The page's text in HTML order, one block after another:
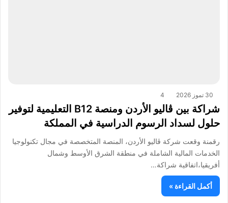
30 تموز 2026 4
شراكة بين ڤاليو الأردن ومنصة B12 التعليمية لتوفير
حلول لسداد الرسوم الدراسية في المملكة
رقمنة وقعت شركة ڤاليو الأردن، المنصة المتخصصة في مجال تكنولوجيا
الخدمات المالية الشاملة في منطقة الشرق الأوسط وشمال
أفريقيا،اتفاقية شراكة…
أكمل القراءة »